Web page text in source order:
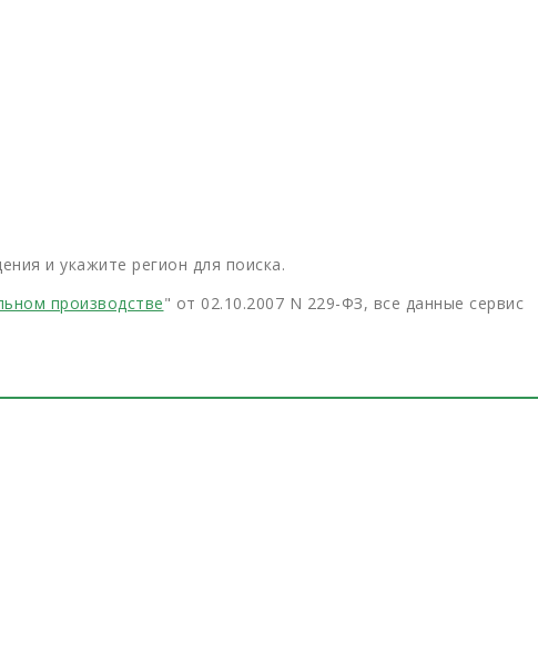
и укажите регион для поиска.
производстве" от 02.10.2007 N 229-ФЗ, все данные сервис